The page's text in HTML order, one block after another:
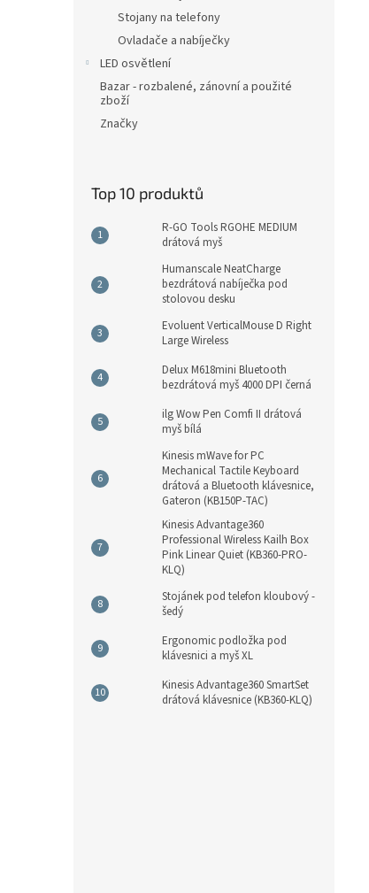
Stojany na telefony
Ovladače a nabíječky
LED osvětlení
Bazar - rozbalené, zánovní a použité
zboží
Značky
Top 10 produktů
R-GO Tools RGOHE MEDIUM
drátová myš
Humanscale NeatCharge
bezdrátová nabíječka pod
stolovou desku
Evoluent VerticalMouse D Right
Large Wireless
Delux M618mini Bluetooth
bezdrátová myš 4000 DPI černá
ilg Wow Pen Comfi II drátová
myš bílá
Kinesis mWave for PC
Mechanical Tactile Keyboard
drátová a Bluetooth klávesnice,
Gateron (KB150P-TAC)
Kinesis Advantage360
Professional Wireless Kailh Box
Pink Linear Quiet (KB360-PRO-
KLQ)
Stojánek pod telefon kloubový -
šedý
Ergonomic podložka pod
klávesnici a myš XL
Kinesis Advantage360 SmartSet
drátová klávesnice (KB360-KLQ)